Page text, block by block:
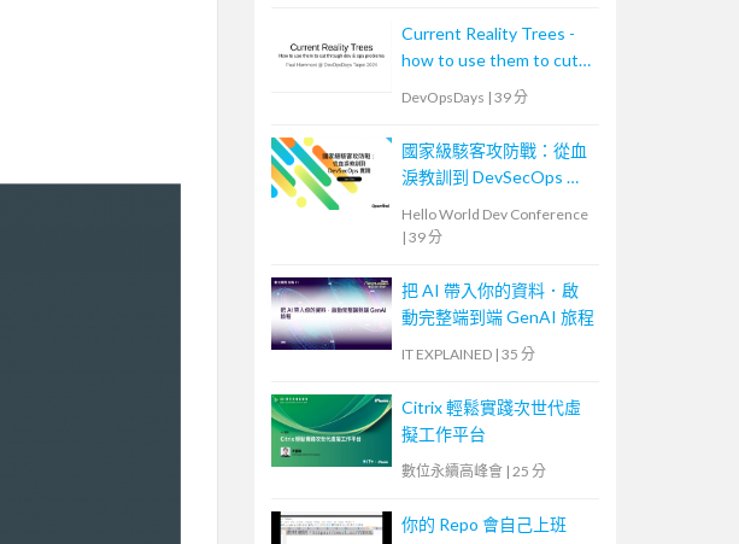
Current Reality Trees -
how to use them to cut
through dev & ops
DevOpsDays | 39 分
國家級駭客攻防戰：從血
淚教訓到 DevSecOps 實
Hello World Dev Conference
| 39 分
把 AI 帶入你的資料．啟
動完整端到端 GenAI 旅程
IT EXPLAINED | 35 分
Citrix 輕鬆實踐次世代虛
擬工作平台
數位永續高峰會 | 25 分
你的 Repo 會自己上班